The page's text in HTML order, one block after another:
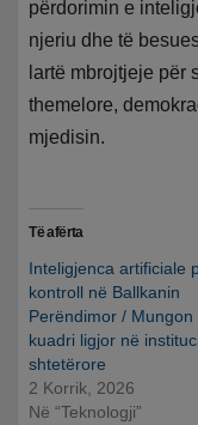
përdorimin e
njeriu dhe të
lartë mbrojtjeje për
themelore,
mjedisin.
Të afërta
Inteligjenca artificiale
kontroll në Ballkanin
Perëndimor / Mungon
kuadri ligjor në
shtetërore
2 Korrik, 2026
Në “Teknologji”